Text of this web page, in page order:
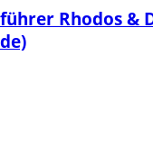
Rhodos &